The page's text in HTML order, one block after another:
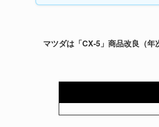
マツダは「CX-5」 商品改良 （